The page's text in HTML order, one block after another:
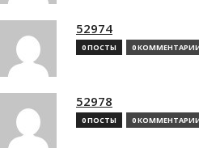
52974
0 ПОСТЫ 0
52978
0 ПОСТЫ 0